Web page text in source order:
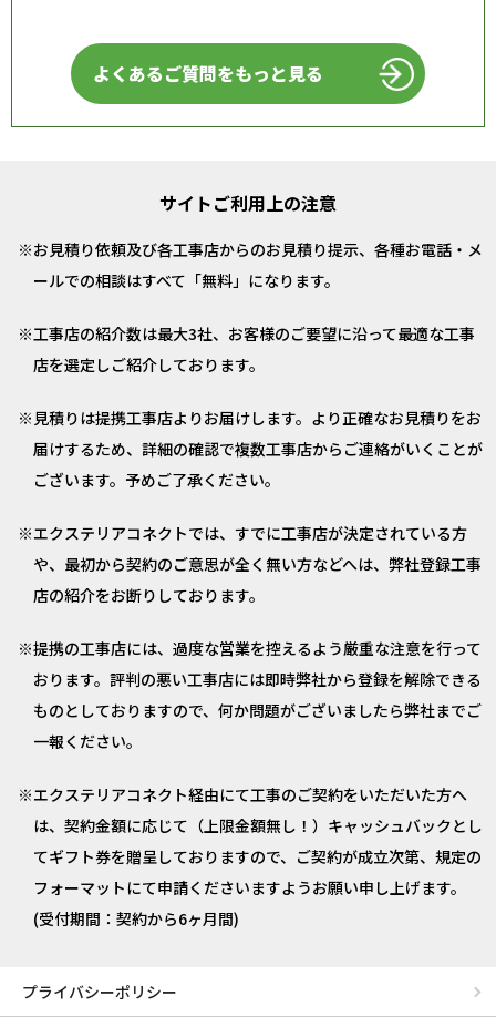
よくあるご質問をもっと見る
サイトご利用上の注意
お見積り依頼及び各工事店からのお見積り提示、各種お電話・メ
ールでの相談はすべて「無料」になります。
工事店の紹介数は最大3社、お客様のご要望に沿って最適な工事
店を選定しご紹介しております。
見積りは提携工事店よりお届けします。より正確なお見積りをお
届けするため、詳細の確認で複数工事店からご連絡がいくことが
ございます。予めご了承ください。
エクステリアコネクトでは、すでに工事店が決定されている方
や、最初から契約のご意思が全く無い方などへは、弊社登録工事
店の紹介をお断りしております。
提携の工事店には、過度な営業を控えるよう厳重な注意を行って
おります。評判の悪い工事店には即時弊社から登録を解除できる
ものとしておりますので、何か問題がございましたら弊社までご
一報ください。
エクステリアコネクト経由にて工事のご契約をいただいた方へ
は、契約金額に応じて（上限金額無し！）キャッシュバックとし
てギフト券を贈呈しておりますので、ご契約が成立次第、規定の
フォーマットにて申請くださいますようお願い申し上げます。
(受付期間：契約から6ヶ月間)
プライバシーポリシー